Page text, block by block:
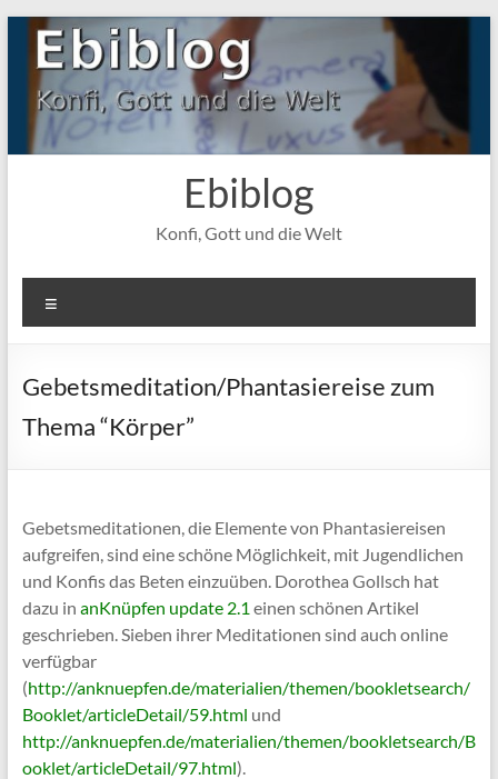
Zum
Inhalt
springen
Ebiblog
Konfi, Gott und die Welt
Gebetsmeditation/Phantasiereise zum
Thema “Körper”
Gebetsmeditationen, die Elemente von Phantasiereisen
aufgreifen, sind eine schöne Möglichkeit, mit Jugendlichen
und Konfis das Beten einzuüben. Dorothea Gollsch hat
dazu in anKnüpfen update 2.1 einen schönen Artikel
geschrieben. Sieben ihrer Meditationen sind auch online
verfügbar
(http://anknuepfen.de/materialien/themen/bookletsearch/
Booklet/articleDetail/59.html und
http://anknuepfen.de/materialien/themen/bookletsearch/B
ooklet/articleDetail/97.html).